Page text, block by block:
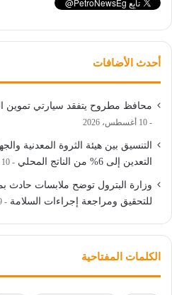
أحدث الأضافات
محافظ مطروح يتفقد سيارتي تموين
10 أغسطس، 2026
التنسيق بين هيئة الثروة المعدنية
التعدين إلى 6% من الناتج المحلي
10 أغسطس، 2026
وزارة البترول توضح ملابسات حادث
للتحقيق ومراجعة إجراءات السلامة
9
الكلمات المفتاحية